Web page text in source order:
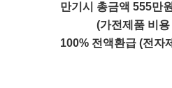
만기시 총금액 555만
(가전제품 비
100% 전액환급 (전자